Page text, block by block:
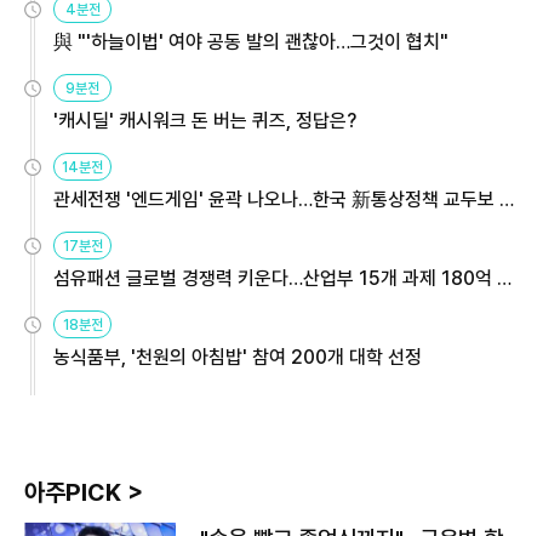
4분전
與 "'하늘이법' 여야 공동 발의 괜찮아…그것이 협치"
9분전
'캐시딜' 캐시워크 돈 버는 퀴즈, 정답은?
14분전
관세전쟁 '엔드게임' 윤곽 나오나…한국 新통상정책 교두보 활
용해야
17분전
섬유패션 글로벌 경쟁력 키운다…산업부 15개 과제 180억 지
원
18분전
농식품부, '천원의 아침밥' 참여 200개 대학 선정
아주PICK >